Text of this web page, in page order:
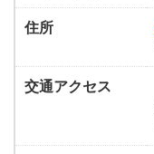
住所
交通アクセス